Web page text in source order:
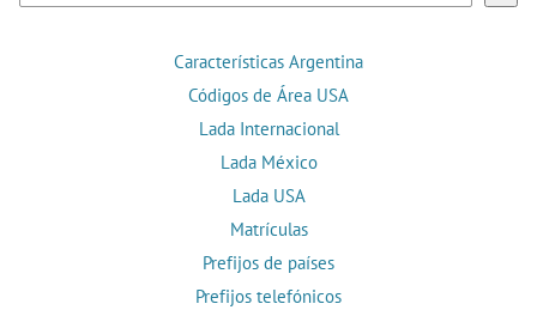
Características Argentina
Códigos de Área USA
Lada Internacional
Lada México
Lada USA
Matrículas
Prefijos de países
Prefijos telefónicos